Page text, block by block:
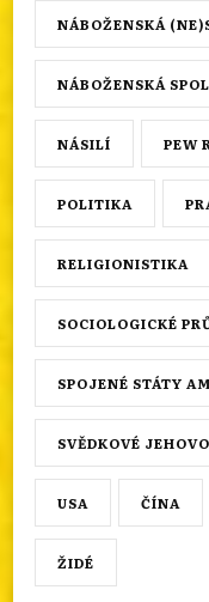
NÁBOŽENSKÁ
NÁBOŽENSKÁ
NÁSILÍ PEW
POLITIKA
RELIGIONISTIKA
SOCIOLOGICKÉ
SPOJENÉ STÁTY
SVĚDKOVÉ
USA ČÍNA
ŽIDÉ